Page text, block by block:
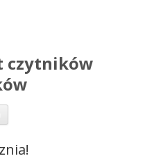
czytników
Przejdź do treści